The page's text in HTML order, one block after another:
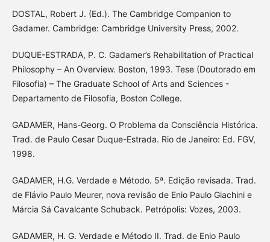
DOSTAL, Robert J. (Ed.). The Cambridge Companion to
Gadamer. Cambridge: Cambridge University Press, 2002.
DUQUE-ESTRADA, P. C. Gadamer’s Rehabilitation of Practical
Philosophy – An Overview. Boston, 1993. Tese (Doutorado em
Filosofia) – The Graduate School of Arts and Sciences -
Departamento de Filosofia, Boston College.
GADAMER, Hans-Georg. O Problema da Consciência Histórica.
Trad. de Paulo Cesar Duque-Estrada. Rio de Janeiro: Ed. FGV,
1998.
GADAMER, H.G. Verdade e Método. 5ª. Edição revisada. Trad.
de Flávio Paulo Meurer, nova revisão de Enio Paulo Giachini e
Márcia Sá Cavalcante Schuback. Petrópolis: Vozes, 2003.
GADAMER, H. G. Verdade e Método II. Trad. de Enio Paulo